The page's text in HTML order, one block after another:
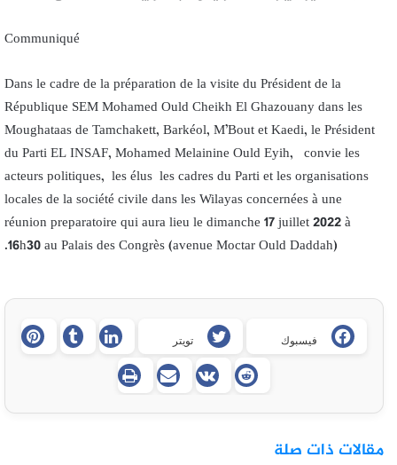
Communiqué
Dans le cadre de la préparation de la visite du Président de la
République SEM Mohamed Ould Cheikh El Ghazouany dans les
Moughataas de Tamchakett, Barkéol, M’Bout et Kaedi, le Président
du Parti EL INSAF, Mohamed Melainine Ould Eyih, convie les
acteurs politiques, les élus les cadres du Parti et les organisations
locales de la société civile dans les Wilayas concernées à une
réunion preparatoire qui aura lieu le dimanche 17 juillet 2022 à
16h30 au Palais des Congrès (avenue Moctar Ould Daddah).
فيسبوك تويتر
مقالات ذات صلة